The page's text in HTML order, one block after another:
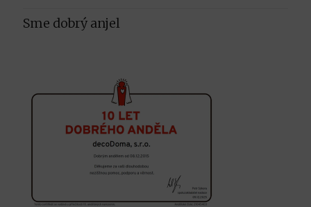
Sme dobrý anjel